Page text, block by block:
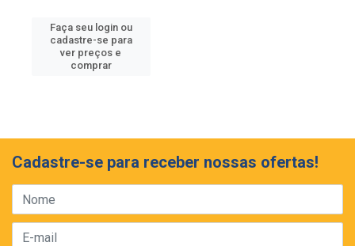
Faça seu login ou
cadastre-se para
ver preços e
comprar
Cadastre-se para receber nossas ofertas!